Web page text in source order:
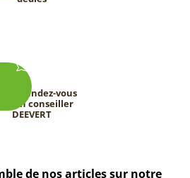
rendez-vous
un conseiller
DEEVERT
de nos articles sur notre